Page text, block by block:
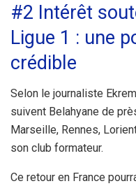
#2 Intérêt
Ligue 1 : une
crédible
Selon le journaliste
suivent Belahyane de
Marseille, Rennes,
son club formateur.
Ce retour en France